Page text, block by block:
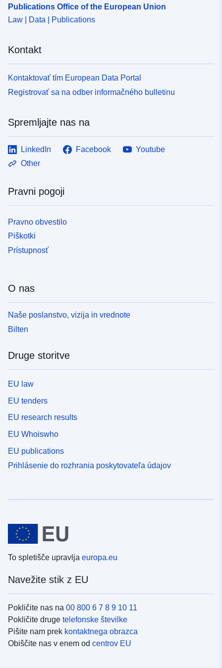
Publications Office of the European Union
Law | Data | Publications
Kontakt
Kontaktovať tím European Data Portal
Registrovať sa na odber informačného bulletinu
Spremljajte nas na
LinkedIn Facebook
Youtube
Other
Pravni pogoji
Pravno obvestilo
Piškotki
Prístupnosť
O nas
Naše poslanstvo, vizija in vrednote
Bilten
Druge storitve
EU law
EU tenders
EU research results
EU Whoiswho
EU publications
Prihlásenie do rozhrania poskytovateľa údajov
To spletišče upravlja europa.eu
Navežite stik z EU
Pokličite nas na 00 800 6 7 8 9 10 11
Pokličite druge telefonske številke
Pišite nam prek kontaktnega obrazca
Obiščite nas v enem od centrov EU